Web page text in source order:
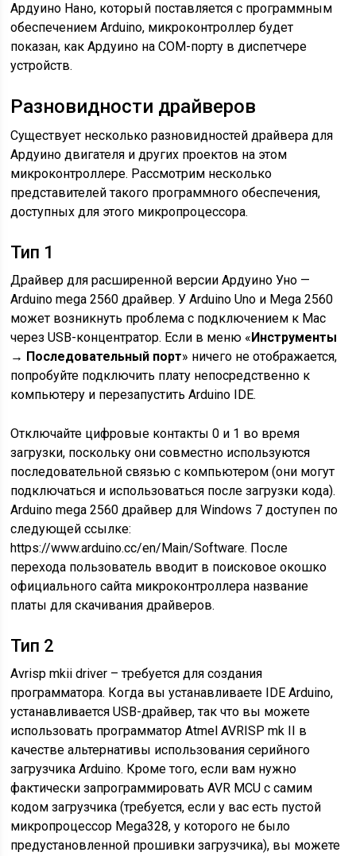
Ардуино Нано, который поставляется с программным
обеспечением Arduino, микроконтроллер будет
показан, как Ардуино на COM-порту в диспетчере
устройств.
Разновидности драйверов
Существует несколько разновидностей драйвера для
Ардуино двигателя и других проектов на этом
микроконтроллере. Рассмотрим несколько
представителей такого программного обеспечения,
доступных для этого микропроцессора.
Тип 1
Драйвер для расширенной версии Ардуино Уно —
Arduino mega 2560 драйвер. У Arduino Uno и Mega 2560
может возникнуть проблема с подключением к Mac
через USB-концентратор. Если в меню «Инструменты
→ Последовательный порт» ничего не отображается,
попробуйте подключить плату непосредственно к
компьютеру и перезапустить Arduino IDE.
Отключайте цифровые контакты 0 и 1 во время
загрузки, поскольку они совместно используются
последовательной связью с компьютером (они могут
подключаться и использоваться после загрузки кода).
Arduino mega 2560 драйвер для Windows 7 доступен по
следующей ссылке:
https://www.arduino.cc/en/Main/Software. После
перехода пользователь вводит в поисковое окошко
официального сайта микроконтроллера название
платы для скачивания драйверов.
Тип 2
Avrisp mkii driver – требуется для создания
программатора. Когда вы устанавливаете IDE Arduino,
устанавливается USB-драйвер, так что вы можете
использовать программатор Atmel AVRISP mk II в
качестве альтернативы использования серийного
загрузчика Arduino. Кроме того, если вам нужно
фактически запрограммировать AVR MCU с самим
кодом загрузчика (требуется, если у вас есть пустой
микропроцессор Mega328, у которого не было
предустановленной прошивки загрузчика), вы можете